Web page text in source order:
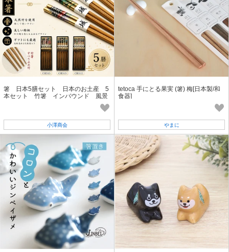
箸 日本5膳セット 日本のお土産 5
本セット 竹箸 インバウンド 風景
小澤商会
tetoca 手にとる果実 (箸) 梅[日本製/和
食器]
やまに